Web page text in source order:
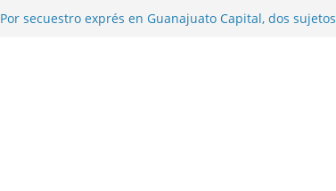
Por secuestro exprés en Guanajuato Capital, dos sujetos